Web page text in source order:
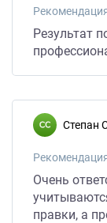
Результат
Степан
Очень
правки, а